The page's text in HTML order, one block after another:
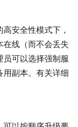
安全性模式下，
在线（而不会丢失
员可以选择强制服
用副本。有关详细